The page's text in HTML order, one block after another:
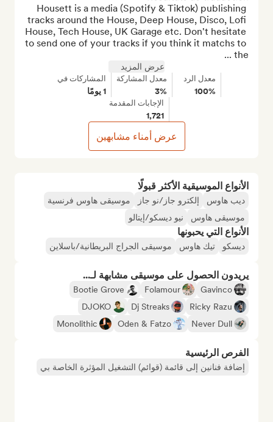
الأنواع الموسيقية الأكثر قبولًا
ديب هاوس إلكترو جاز/نو جاز
موسيقى هاوس فرنسية
موسيقى هاوس
نيو ديسكو/إيتالو
الأنواع التي يحبونها
ديسكو تيك هاوس موسيقى الجراج البريطانية/باسلاين
يريدون الحصول على موسيقى مشابهة لـ...
Gavinco
Folamour
Bootie Grove
Ricky Razu
Dj Streaks
DJOKO
Never Dull
Oden & Fatzo
Monolithic
الفرص الرئيسية
إضافة فنانين إلى قائمة (قوائم) التشغيل المؤثرة الخاصة بي
Housett is a media (Spotify & Tiktok) publishing
tracks around the House, Deep House, Disco, Lofi
House, Tech House, UK Garage etc. Don't hesitate
to send one of your tracks if you think it matchs to
the ...
عرض المزيد
معدل الرد
100%
معدل المشاركة
3%
المشاركات في
1 يومًا
الإجابات المقدمة
1,721
عرض أمناء مشابهين